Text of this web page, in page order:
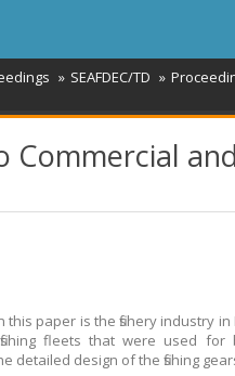
SEAFDEC/TD
this paper is the fishery industry
fleets that were used for
detailed design of the fishing